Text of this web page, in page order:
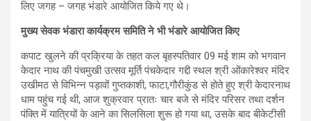
लिए जगह – जगह भंडारे आयोजित किये गए थे।
मुख्य सेवक भंडारा कार्यक्रम समिति ने भी भंडारे आयोजित किए
कपाट खुलने की प्रक्रिया के तहत कल बृहस्पतिवार 09 मई शाम को भगवान
केदार नाथ की पंचमुखी उत्सव मूर्ति पंचकेदार गद्दी स्थल श्री ओंकारेश्वर मंदिर
उखीमठ से विभिन्न पड़ावों गुप्तकाशी, फाटा,गौरीकुंड से होते हुए श्री केदारनाथ
धाम पहुंच गई थी, आज शुक्रवार प्रातः चार बजे से मंदिर परिसर तथा दर्शन
पंक्ति में यात्रियों के आने का सिलसिला शुरू हो गया था, उसके बाद बीकेटीसी